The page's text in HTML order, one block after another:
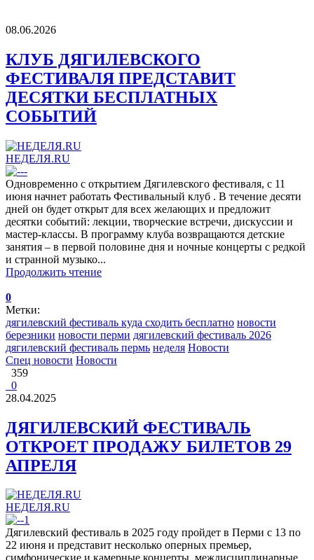
08.06.2026
КЛУБ ДЯГИЛЕВСКОГО
ФЕСТИВАЛЯ ПРЕДСТАВИТ
ДЕСЯТКИ БЕСПЛАТНЫХ
СОБЫТИЙ
НЕДЕЛЯ.RU
Одновременно с открытием Дягилевского фестиваля, с 11
июня начнет работать Фестивальный клуб . В течение десяти
дней он будет открыт для всех желающих и предложит
десятки событий: лекции, творческие встречи, дискуссии и
мастер-классы. В программу клуба возвращаются детские
занятия – в первой половине дня и ночные концерты с редкой
и странной музыко...
Продолжить чтение
0
Метки:
дягилевский фестиваль куда сходить бесплатно новости
березники новости перми дягилевский фестиваль 2026
дягилевский фестиваль пермь неделя Новости
Спец новости Новости
359
0
28.04.2025
ДЯГИЛЕВСКИЙ ФЕСТИВАЛЬ
ОТКРОЕТ ПРОДАЖУ БИЛЕТОВ 29
АПРЕЛЯ
НЕДЕЛЯ.RU
Дягилевский фестиваль в 2025 году пройдет в Перми с 13 по
22 июня и представит несколько оперных премьер,